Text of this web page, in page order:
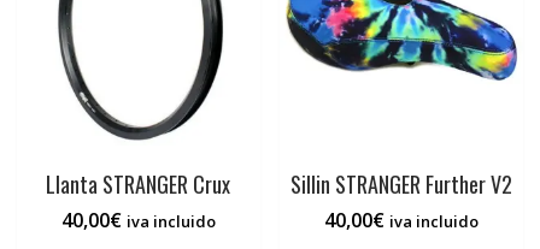
Llanta STRANGER Crux
40,00€ iva incluido
Sillin STRANGER Further V2
40,00€ iva incluido